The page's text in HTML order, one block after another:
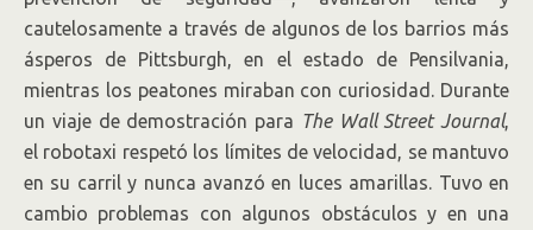
cautelosamente a través de algunos de los barrios más
ásperos de Pittsburgh, en el estado de Pensilvania,
mientras los peatones miraban con curiosidad. Durante
un viaje de demostración para The Wall Street Journal,
el robotaxi respetó los límites de velocidad, se mantuvo
en su carril y nunca avanzó en luces amarillas. Tuvo en
cambio problemas con algunos obstáculos y en una